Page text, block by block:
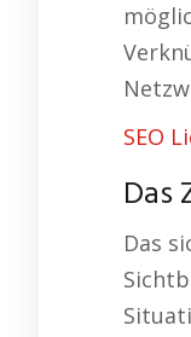
SEO
Das
Das